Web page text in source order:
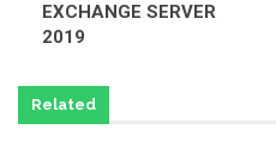
EXCHANGE SERVER
2019
Related